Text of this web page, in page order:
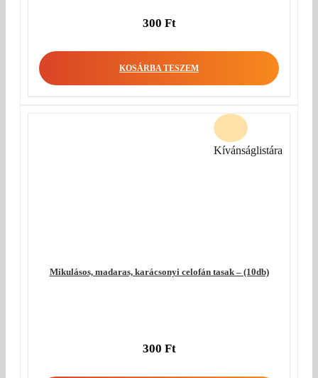
300 Ft
KOSÁRBA TESZEM
Mikulásos, madaras, karácsonyi celofán tasak – (10db)
300 Ft
Kívánságlistára